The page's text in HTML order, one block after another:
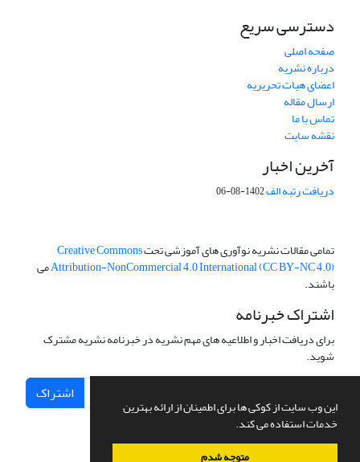
این وب سایت از کوکی ها برای اطمینان از ارائه بهترین
خدمات استفاده می کند.
متوجه شدم
دسترسی سریع
صفحه اصلی
درباره نشریه
اعضای هیات تحریریه
ارسال مقاله
تماس با ما
نقشه سایت
آخرین اخبار
دریافت رتبه الف1402-08-06
تمامی مقالات نشریه نوآوری های آموزشی تحتCreative Commons
Attribution-NonCommercial 4.0 International (CC BY-NC 4.0)می
باشند.
اشتراک خبرنامه
برای دریافت اخبار و اطلاعیه های مهم نشریه در خبرنامه نشریه مشترک
شوید.
اشتراک